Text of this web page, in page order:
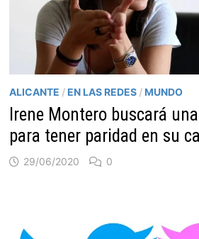
ALICANTE / EN LAS REDES / MUNDO
Irene Montero buscará
para tener paridad en su
29/06/2020 0